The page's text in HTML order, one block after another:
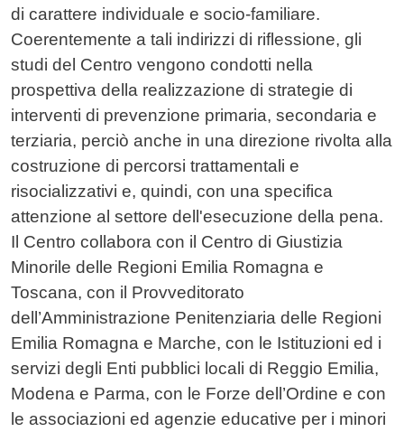
di carattere individuale e socio-familiare.
Coerentemente a tali indirizzi di riflessione, gli
studi del Centro vengono condotti nella
prospettiva della realizzazione di strategie di
interventi di prevenzione primaria, secondaria e
terziaria, perciò anche in una direzione rivolta alla
costruzione di percorsi trattamentali e
risocializzativi e, quindi, con una specifica
attenzione al settore dell'esecuzione della pena.
Il Centro collabora con il Centro di Giustizia
Minorile delle Regioni Emilia Romagna e
Toscana, con il Provveditorato
dell’Amministrazione Penitenziaria delle Regioni
Emilia Romagna e Marche, con le Istituzioni ed i
servizi degli Enti pubblici locali di Reggio Emilia,
Modena e Parma, con le Forze dell’Ordine e con
le associazioni ed agenzie educative per i minori